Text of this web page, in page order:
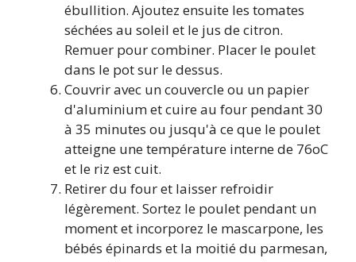
ébullition. Ajoutez ensuite les tomates
séchées au soleil et le jus de citron.
Remuer pour combiner. Placer le poulet
dans le pot sur le dessus.
Couvrir avec un couvercle ou un papier
d'aluminium et cuire au four pendant 30
à 35 minutes ou jusqu'à ce que le poulet
atteigne une température interne de 76oC
et le riz est cuit.
Retirer du four et laisser refroidir
légèrement. Sortez le poulet pendant un
moment et incorporez le mascarpone, les
bébés épinards et la moitié du parmesan,